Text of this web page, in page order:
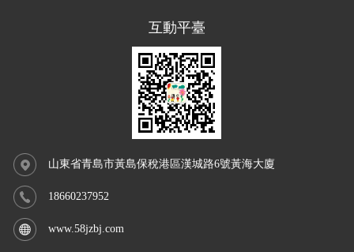
互動平臺
山東省青島市黃島保稅港區漢城路6號黃海大廈
18660237952
www.58jzbj.com